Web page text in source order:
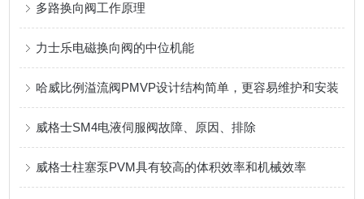
多路换向阀工作原理
力士乐电磁换向阀的中位机能
哈威比例溢流阀PMVP设计结构简单，更容易维护和安装
威格士SM4电液伺服阀故障、原因、排除
威格士柱塞泵PVM具有较高的体积效率和机械效率